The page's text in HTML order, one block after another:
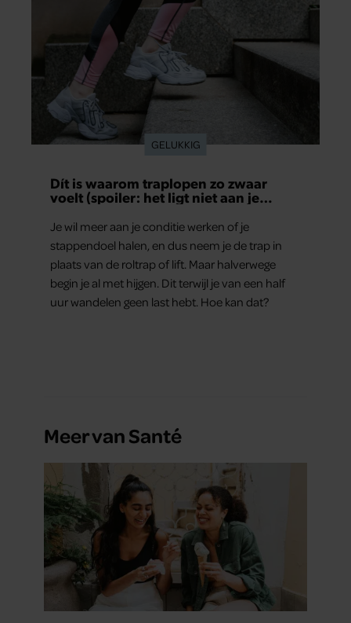
GELUKKIG
Dít is waarom traplopen zo zwaar
voelt (spoiler: het ligt niet aan je
Je wil meer aan je conditie werken of je
stappendoel halen, en dus neem je de trap in
plaats van de roltrap of lift. Maar halverwege
begin je al met hijgen. Dit terwijl je van een half
uur wandelen geen last hebt. Hoe kan dat?
Meer van Santé